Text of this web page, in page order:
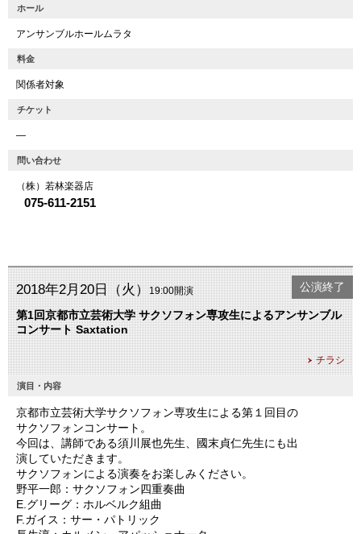
ホール
アンサンブルホールムラタ
料金
関係者対象
チケット
―
問い合わせ
（株）若林楽器店
075-611-2151
2018年2月20日（火）19:00開演
第1回京都市立芸術大学 サクソフォン専攻生によるアンサンブル
コンサート Saxtation
チラシ
公演終了
演目・内容
京都市立芸術大学サクソフォン専攻生による第１回目の
サクソフォンコンサート。
今回は、講師である須川展也先生、國末貞仁先生にも出
演していただきます。
サクソフォンによる演奏をお楽しみください。
野平一郎：サクソフォン四重奏曲
E.グリーグ：ホルベルク組曲
F.ガイス：サー・パトリック